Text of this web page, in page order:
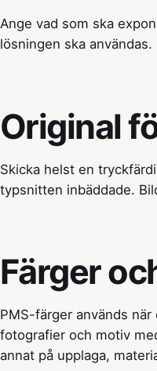
Ange vad som ska
lösningen ska
Original
Skicka helst en
typsnitten inbäddade.
Färger
PMS-färger används
fotografier och motiv
annat på upplaga,